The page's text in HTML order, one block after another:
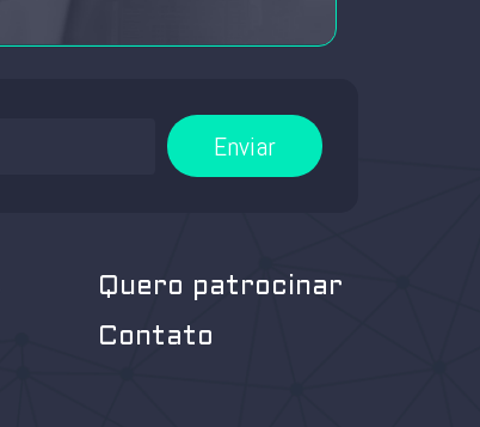
Enviar
Quero patrocinar
Contato